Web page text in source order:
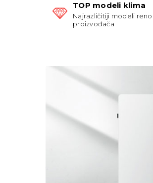
TOP modeli klima
Najrazličitiji modeli
proizvođača